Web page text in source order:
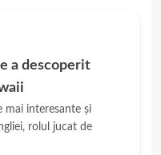
a descoperit
mai interesante și
rolul jucat de